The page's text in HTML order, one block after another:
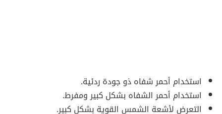
استخدام أحمر شفاه ذو جودة ردئية.
استخدام أحمر الشفاه بشكل كبير ومفرط.
التعرض لأشعة الشمس القوية بشكل كبير.